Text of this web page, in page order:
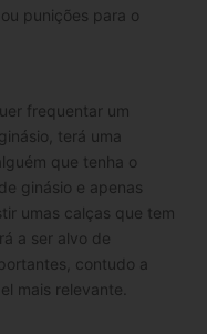
punições para o
frequentar um
terá uma
que tenha o
ginásio e apenas
umas calças que tem
a ser alvo de
contudo a
mais relevante.